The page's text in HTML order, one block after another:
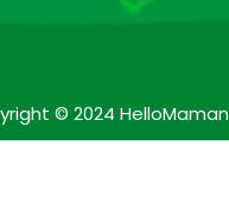
© 2024 HelloMaman